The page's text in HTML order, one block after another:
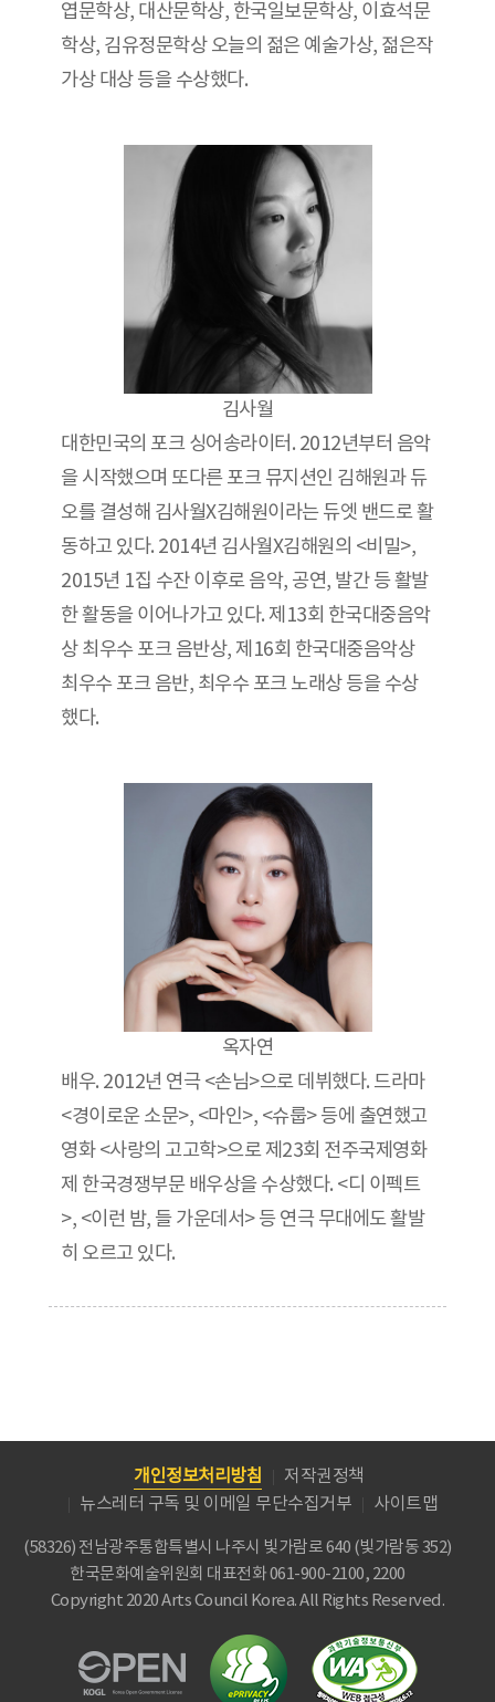
엽문학상, 대산문학상, 한국일보문학상, 이효석문
학상, 김유정문학상 오늘의 젊은 예술가상, 젊은작
가상 대상 등을 수상했다.
김사월
대한민국의 포크 싱어송라이터. 2012년부터 음악
을 시작했으며 또다른 포크 뮤지션인 김해원과 듀
오를 결성해 김사월X김해원이라는 듀엣 밴드로 활
동하고 있다. 2014년 김사월X김해원의 <비밀>,
2015년 1집 수잔 이후로 음악, 공연, 발간 등 활발
한 활동을 이어나가고 있다. 제13회 한국대중음악
상 최우수 포크 음반상, 제16회 한국대중음악상
최우수 포크 음반, 최우수 포크 노래상 등을 수상
했다.
옥자연
배우. 2012년 연극 <손님>으로 데뷔했다. 드라마
<경이로운 소문>, <마인>, <슈룹> 등에 출연했고
영화 <사랑의 고고학>으로 제23회 전주국제영화
제 한국경쟁부문 배우상을 수상했다. <디 이펙트
>, <이런 밤, 들 가운데서> 등 연극 무대에도 활발
히 오르고 있다.
개인정보처리방침
저작권정책
뉴스레터 구독 및 이메일 무단수집거부
사이트맵
(58326) 전남광주통합특별시 나주시 빛가람로 640 (빛가람동 352)
한국문화예술위원회 대표전화 061-900-2100, 2200
Copyright 2020 Arts Council Korea. All Rights Reserved.